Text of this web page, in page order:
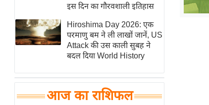
यंग इंडिया
साहित्य जगत
ऑटो वर्ल्ड
न्यूज ब्रीफ
बॉलीवुड
हॉलीवुड
इस दिन का गौरवशाली इतिहास
Hiroshima Day 2026: एक
परमाणु बम ने ली लाखों जानें, US
Attack की उस काली सुबह ने
बदल दिया World History
आज का राशिफल